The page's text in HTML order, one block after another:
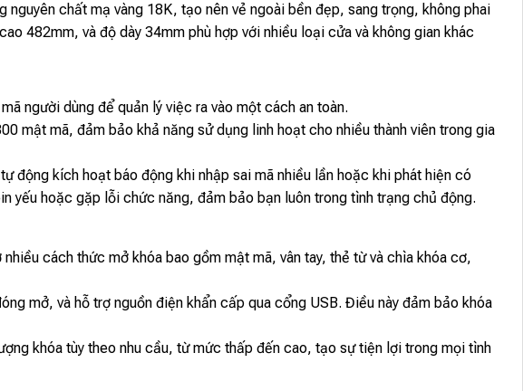
nguyên chất mạ vàng 18K, tạo nên vẻ ngoài bền đẹp, sang trọng, không phai
482mm, và độ dày 34mm phù hợp với nhiều loại cửa và không gian khác
người dùng để quản lý việc ra vào một cách an toàn.
mật mã, đảm bảo khả năng sử dụng linh hoạt cho nhiều thành viên trong gia
động kích hoạt báo động khi nhập sai mã nhiều lần hoặc khi phát hiện có
yếu hoặc gặp lỗi chức năng, đảm bảo bạn luôn trong tình trạng chủ động.
cách thức mở khóa bao gồm mật mã, vân tay, thẻ từ và chìa khóa cơ,
mở, và hỗ trợ nguồn điện khẩn cấp qua cổng USB. Điều này đảm bảo khóa
khóa tùy theo nhu cầu, từ mức thấp đến cao, tạo sự tiện lợi trong mọi tình